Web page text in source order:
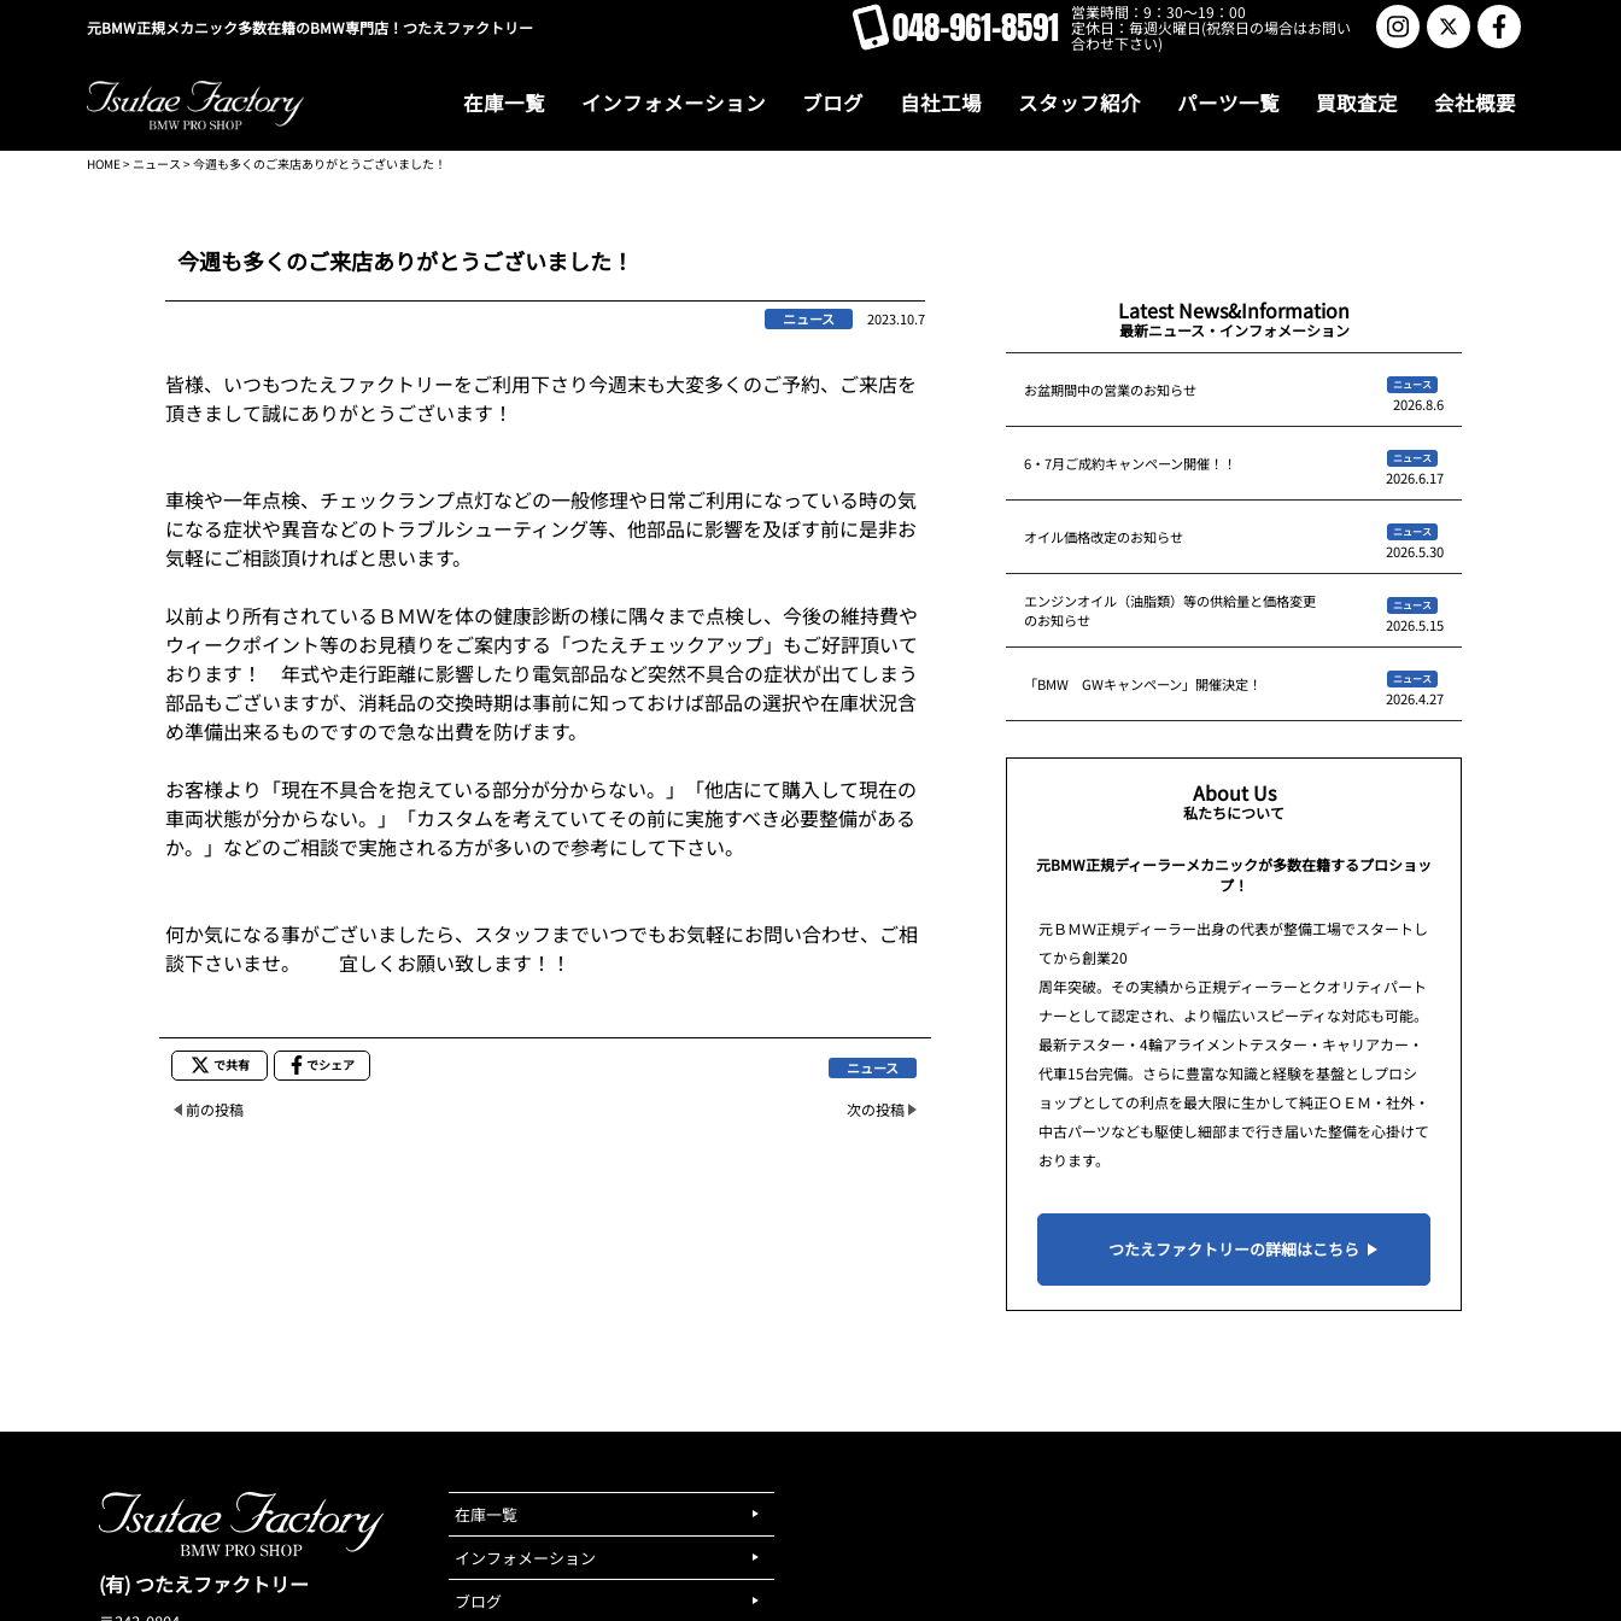
元BMW正規メカニック多数在籍のBMW専門店！つたえファクトリー 048-961-8591 営業時間：9：30～19：00
定休日：毎週火曜日(祝祭日の場合はお問い
合わせ下さい)
在庫一覧 インフォメーション ブログ 自社工場 スタッフ紹介 パーツ一覧 買取査定 会社概要
HOME> ニュース > 今週も多くのご来店ありがとうございました！
今週も多くのご来店ありがとうございました！
ニュース 2023.10.7
皆様、いつもつたえファクトリーをご利用下さり今週末も大変多くのご予約、ご来店を
頂きまして誠にありがとうございます！
車検や一年点検、チェックランプ点灯などの一般修理や日常ご利用になっている時の気
になる症状や異音などのトラブルシューティング等、他部品に影響を及ぼす前に是非お
気軽にご相談頂ければと思います。
以前より所有されているＢＭＷを体の健康診断の様に隅々まで点検し、今後の維持費や
ウィークポイント等のお見積りをご案内する「つたえチェックアップ」もご好評頂いて
おります！ 年式や走行距離に影響したり電気部品など突然不具合の症状が出てしまう
部品もございますが、消耗品の交換時期は事前に知っておけば部品の選択や在庫状況含
め準備出来るものですので急な出費を防げます。
お客様より「現在不具合を抱えている部分が分からない。」「他店にて購入して現在の
車両状態が分からない。」「カスタムを考えていてその前に実施すべき必要整備がある
か。」などのご相談で実施される方が多いので参考にして下さい。
何か気になる事がございましたら、スタッフまでいつでもお気軽にお問い合わせ、ご相
談下さいませ。 宜しくお願い致します！！
で共有 でシェア ニュース
前の投稿 次の投稿
Latest News&Information
最新ニュース・インフォメーション
お盆期間中の営業のお知らせ ニュース
2026.8.6
6・7月ご成約キャンペーン開催！！ ニュース
2026.6.17
オイル価格改定のお知らせ ニュース
2026.5.30
エンジンオイル（油脂類）等の供給量と価格変更
のお知らせ
ニュース
2026.5.15
「BMW GWキャンペーン」開催決定！ ニュース
2026.4.27
About Us
私たちについて
元BMW正規ディーラーメカニックが多数在籍するプロショッ
プ！
元ＢＭＷ正規ディーラー出身の代表が整備工場でスタートし
てから創業20
周年突破。その実績から正規ディーラーとクオリティパート
ナーとして認定され、より幅広いスピーディな対応も可能。
最新テスター・4輪アライメントテスター・キャリアカー・
代車15台完備。さらに豊富な知識と経験を基盤としプロシ
ョップとしての利点を最大限に生かして純正ＯＥＭ・社外・
中古パーツなども駆使し細部まで行き届いた整備を心掛けて
おります。
つたえファクトリーの詳細はこちら
(有) つたえファクトリー
在庫一覧
インフォメーション
ブログ